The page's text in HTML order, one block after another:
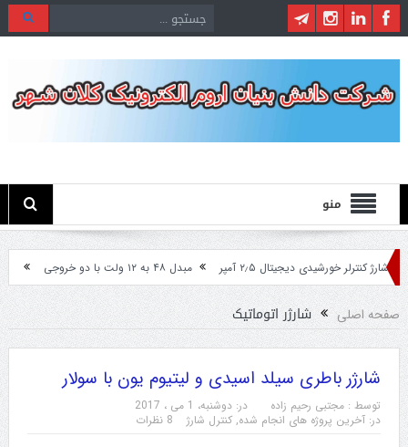
منو
شارژ کنترلر خورشیدی دیجیتال ۲٫۵ آمپر مبدل ۴۸ به ۱۲ ولت با دو خروجی مبدل ۲۴ ولت به ۱۲ ولت مخصوص ماشین های سنگین
صفحه اصلی شارژر اتوماتیک
شارژر باطری سیلد اسیدی و لیتیوم یون با سولار
توسط : مجتبی رحیم زاده در: دوشنبه، 1 می ، 2017
در: آخرین پروژه های انجام شده, کنترل شارژ 8 نظرات